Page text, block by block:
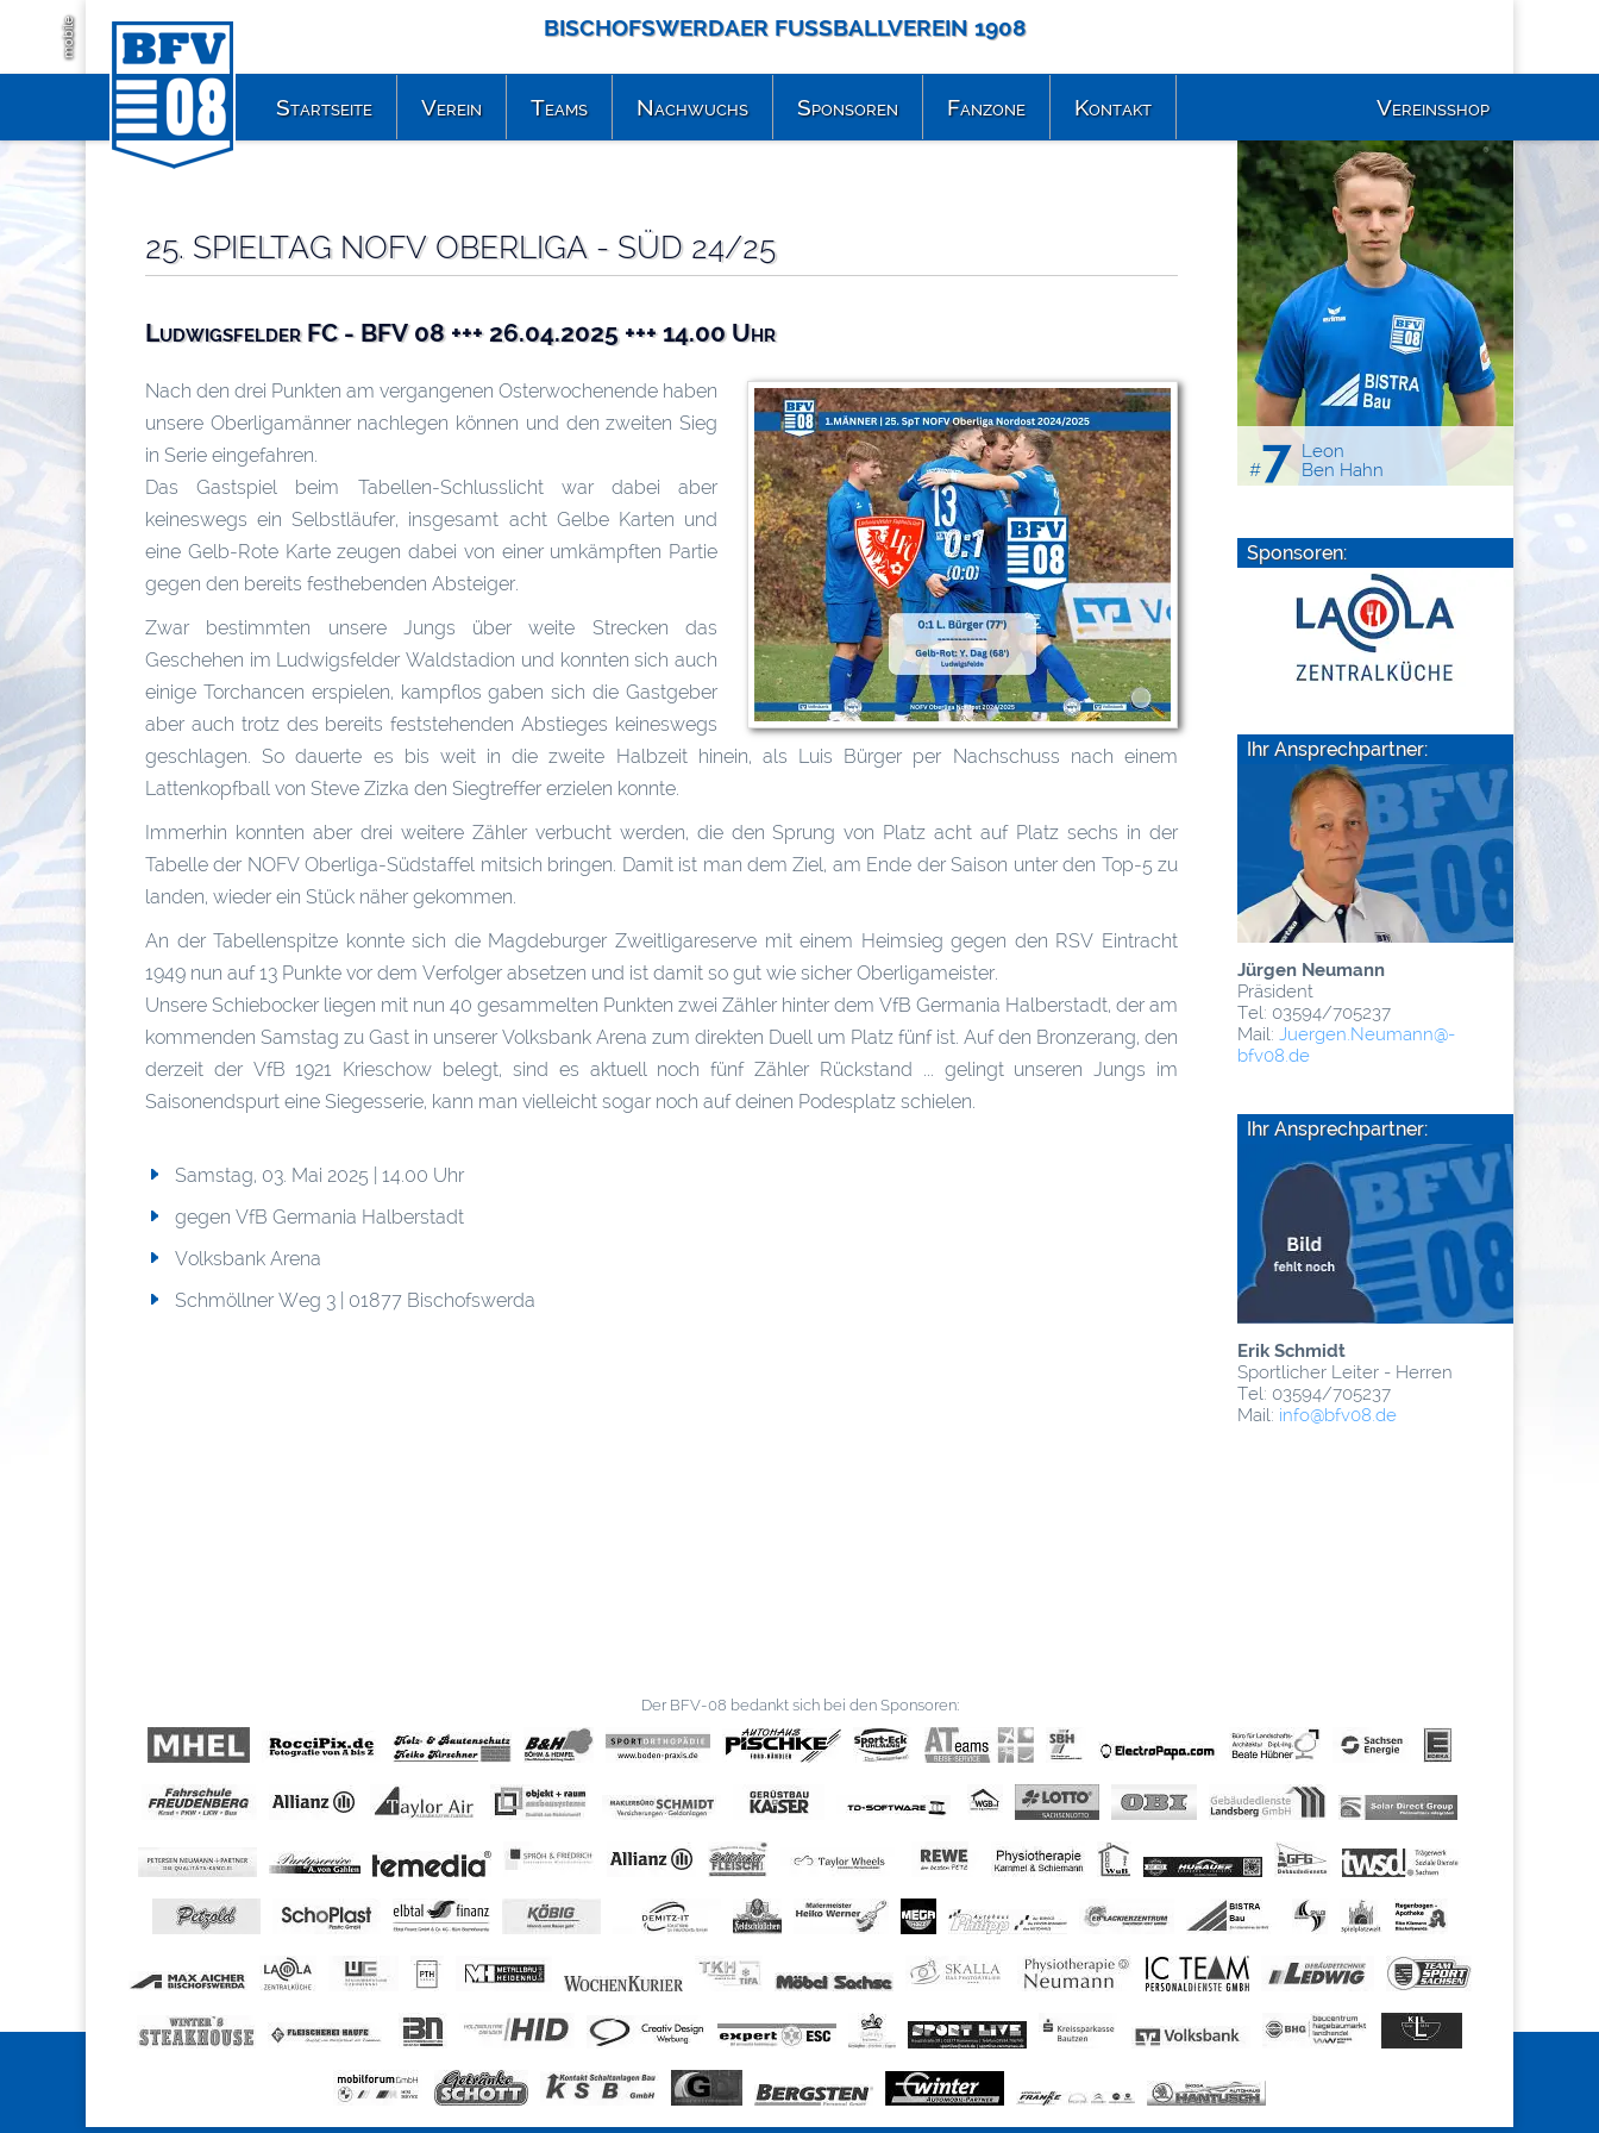
BISCHOFSWERDAER FUSSBALLVEREIN 1908
mobile
#7
Leon
Ben Hahn
Sponsoren:
Ihr Ansprechpartner:
Jürgen Neumann
Präsident
Tel: 03594/705237
Mail: Juergen.Neumann@­
bfv08.de
Ihr Ansprechpartner:
Erik Schmidt
Sportlicher Leiter - Herren
Tel: 03594/705237
Mail: info@­bfv08.de
25. SPIELTAG NOFV OBERLIGA - SÜD 24/25
Ludwigsfelder FC - BFV 08 +++ 26.04.2025 +++ 14.00 Uhr
Nach den drei Punkten am vergangenen Osterwochenende haben
unsere Oberligamänner nachlegen können und den zweiten Sieg
in Serie eingefahren.
Das Gastspiel beim Tabellen-Schlusslicht war dabei aber
keineswegs ein Selbstläufer, insgesamt acht Gelbe Karten und
eine Gelb-Rote Karte zeugen dabei von einer umkämpften Partie
gegen den bereits festhebenden Absteiger.
Zwar bestimmten unsere Jungs über weite Strecken das
Geschehen im Ludwigsfelder Waldstadion und konnten sich auch
einige Torchancen erspielen, kampflos gaben sich die Gastgeber
aber auch trotz des bereits feststehenden Abstieges keineswegs
geschlagen. So dauerte es bis weit in die zweite Halbzeit hinein, als Luis Bürger per Nachschuss nach einem
Lattenkopfball von Steve Zizka den Siegtreffer erzielen konnte.
Immerhin konnten aber drei weitere Zähler verbucht werden, die den Sprung von Platz acht auf Platz sechs in der
Tabelle der NOFV Oberliga-Südstaffel mitsich bringen. Damit ist man dem Ziel, am Ende der Saison unter den Top-5 zu
landen, wieder ein Stück näher gekommen.
An der Tabellenspitze konnte sich die Magdeburger Zweitligareserve mit einem Heimsieg gegen den RSV Eintracht
1949 nun auf 13 Punkte vor dem Verfolger absetzen und ist damit so gut wie sicher Oberligameister.
Unsere Schiebocker liegen mit nun 40 gesammelten Punkten zwei Zähler hinter dem VfB Germania Halberstadt, der am
kommenden Samstag zu Gast in unserer Volksbank Arena zum direkten Duell um Platz fünf ist. Auf den Bronzerang, den
derzeit der VfB 1921 Krieschow belegt, sind es aktuell noch fünf Zähler Rückstand ... gelingt unseren Jungs im
Saisonendspurt eine Siegesserie, kann man vielleicht sogar noch auf deinen Podesplatz schielen.
Samstag, 03. Mai 2025 | 14.00 Uhr
gegen VfB Germania Halberstadt
Volksbank Arena
Schmöllner Weg 3 | 01877 Bischofswerda
Der BFV-08 bedankt sich bei den Sponsoren:
Startseite Verein Teams Nachwuchs Sponsoren Fanzone Kontakt Vereinsshop